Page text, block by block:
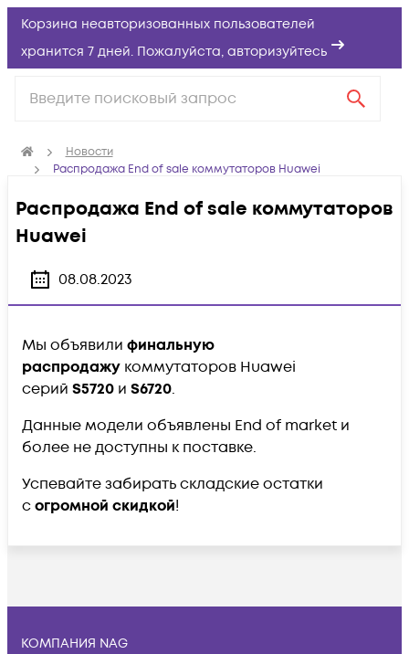
Корзина неавторизованных пользователей
хранится 7 дней. Пожалуйста, авторизуйтесь
Новости
Распродажа End of sale коммутаторов Huawei
Распродажа End of sale коммутаторов
Huawei
08.08.2023
Мы объявили финальную
распродажу коммутаторов Huawei
серий S5720 и S6720.
Данные модели объявлены End of market и
более не доступны к поставке.
Успевайте забирать складские остатки
согромной скидкой!
КОМПАНИЯ NAG